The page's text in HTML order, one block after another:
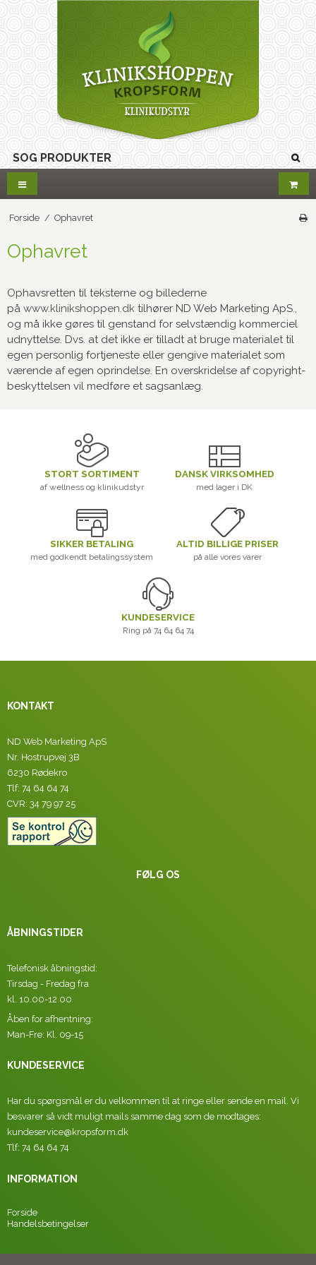
Forside / Ophavret
Ophavret
Ophavsretten til teksterne og billederne
på www.klinikshoppen.dk tilhører ND Web Marketing ApS.,
og må ikke gøres til genstand for selvstændig kommerciel
udnyttelse. Dvs. at det ikke er tilladt at bruge materialet til
egen personlig fortjeneste eller gengive materialet som
værende af egen oprindelse. En overskridelse af copyright-
beskyttelsen vil medføre et sagsanlæg.
STORT SORTIMENT
af wellness og klinikudstyr
DANSK VIRKSOMHED
med lager i DK
SIKKER BETALING
med godkendt betalingssystem
ALTID BILLIGE PRISER
på alle vores varer
KUNDESERVICE
Ring på 74 64 64 74
KONTAKT
ND Web Marketing ApS
Nr. Hostrupvej 3B
6230 Rødekro
Tlf: 74 64 64 74
CVR: 34 79 97 25
FØLG OS
ÅBNINGSTIDER
Telefonisk åbningstid:
Tirsdag - Fredag fra
kl. 10.00-12.00
Åben for afhentning:
Man-Fre: Kl. 09-15
KUNDESERVICE
Har du spørgsmål er du velkommen til at ringe eller sende en mail. Vi
besvarer så vidt muligt mails samme dag som de modtages:
kundeservice@kropsform.dk
Tlf: 74 64 64 74
INFORMATION
Forside
Handelsbetingelser